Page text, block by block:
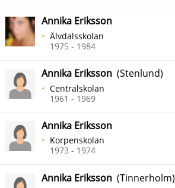
Annika Eriksson
Älvdalsskolan
1975 - 1984
Annika Eriksson (Stenlund)
Centralskolan
1961 - 1969
Annika Eriksson
Korpenskolan
1973 - 1974
Annika Eriksson (Tinnerholm)